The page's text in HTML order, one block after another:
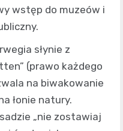
wstęp do muzeów i
słynie z
(prawo każdego
na biwakowanie
łonie natury.
„nie zostawiaj